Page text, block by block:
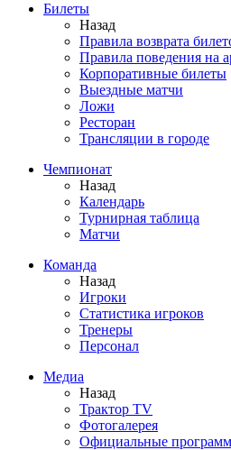
Билеты
Назад
Правила возврата
Правила поведения на
Корпоративные билеты
Выездные матчи
Ложи
Ресторан
Трансляции в городе
Чемпионат
Назад
Календарь
Турнирная таблица
Матчи
Команда
Назад
Игроки
Статистика игроков
Тренеры
Персонал
Медиа
Назад
Трактор TV
Фотогалерея
Официальные